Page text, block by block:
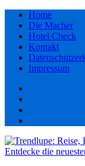
Home
Die Macher
Hotel Check
Kontakt
Impressum